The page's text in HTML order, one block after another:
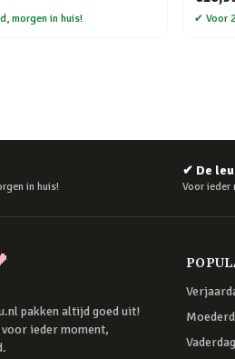
morgen in huis! ✔ Voor
in huis!
✔ De
Voor ieder
pakken altijd goed uit!
voor ieder moment,
Vaderdag